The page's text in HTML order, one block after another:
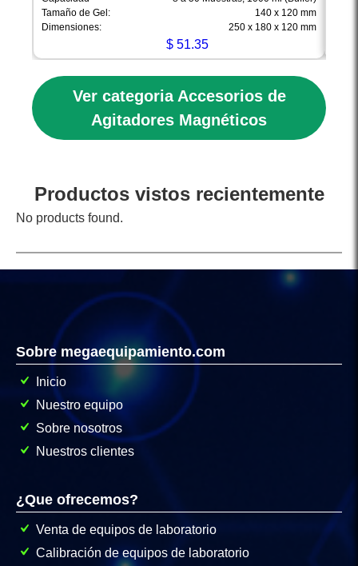
Tamaño de Gel:
140 x 120 mm
Dimensiones:
250 x 180 x 120 mm
$51.35
Ver categoria Accesorios de
Agitadores Magnéticos
Productos vistos recientemente
No products found.
Sobre megaequipamiento.com
Inicio
Nuestro equipo
Sobre nosotros
Nuestros clientes
¿Que ofrecemos?
Venta de equipos de laboratorio
Calibración de equipos de laboratorio